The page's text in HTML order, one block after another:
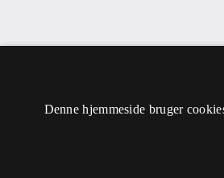
Denne hjemmeside bruger